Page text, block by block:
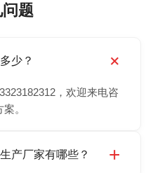
题
少？
，欢迎来电咨
。
产厂家有哪些？